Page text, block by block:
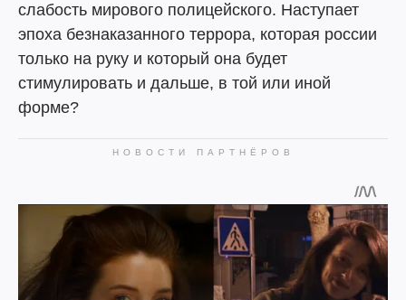
слабость мирового полицейского. Наступает
эпоха безнаказанного террора, которая россии
только на руку и который она будет
стимулировать и дальше, в той или иной
форме?